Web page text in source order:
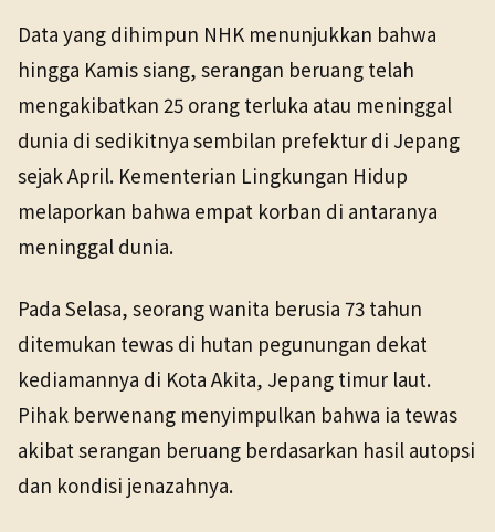
Domestik
TANGGAL SUMBER
5 Jun 2026
Data yang dihimpun NHK menunjukkan bahwa
hingga Kamis siang, serangan beruang telah
mengakibatkan 25 orang terluka atau meninggal
dunia di sedikitnya sembilan prefektur di Jepang
sejak April. Kementerian Lingkungan Hidup
melaporkan bahwa empat korban di antaranya
meninggal dunia.
Pada Selasa, seorang wanita berusia 73 tahun
ditemukan tewas di hutan pegunungan dekat
kediamannya di Kota Akita, Jepang timur laut.
Pihak berwenang menyimpulkan bahwa ia tewas
akibat serangan beruang berdasarkan hasil autopsi
dan kondisi jenazahnya.